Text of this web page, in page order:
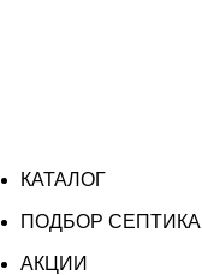
КАТАЛОГ
ПОДБОР СЕПТИКА
АКЦИИ